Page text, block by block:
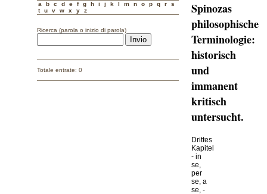
a b c d e f g h i j k l m n o p q r
s
t
u v w x y z
Ricerca (parola o inizio di parola)
Totale entrate: 0
Spinozas
philosophische
Terminologie:
historisch
und
immanent
kritisch
untersucht.
Drittes
Kapitel
- in
se,
per
se, a
se, -